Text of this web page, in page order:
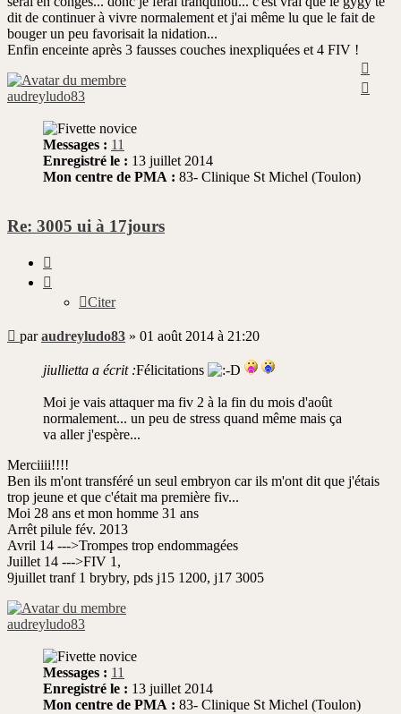
dit de continuer à vivre normalement et j'ai même lu que le fait de
bouger un peu favorisait la nidation...
Enfin enceinte après 3 fausses couches inexpliquées et 4 FIV !
audreyludo83
Messages : 11
Enregistré le : 13 juillet 2014
Mon centre de PMA : 83- Clinique St Michel (Toulon)
Re: 3005 ui à 17jours
Citer
Message
non
paraudreyludo83 » 01 août 2014 à 21:20
jiullietta a écrit :Félicitations
Moi je vais attaquer ma fiv 2 à la fin du mois d'août
normalement... un peu de stress quand même mais ça
va aller j'espère...
Merciiii!!!!
Ben ils m'ont transféré un seul embryon car ils m'ont dit que j'étais
trop jeune et que c'était ma première fiv...
Moi 28 ans et mon homme 31 ans
Arrêt pilule fév. 2013
Avril 14 --->Trompes trop endommagées
Juillet 14 --->FIV 1,
9juillet tranf 1 brybry, pds j15 1200, j17 3005
audreyludo83
Messages : 11
Enregistré le : 13 juillet 2014
Mon centre de PMA : 83- Clinique St Michel (Toulon)